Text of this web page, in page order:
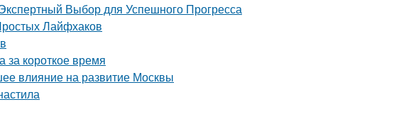
Выбор для Успешного Прогресса
Лайфхаков
короткое время
влияние на развитие Москвы